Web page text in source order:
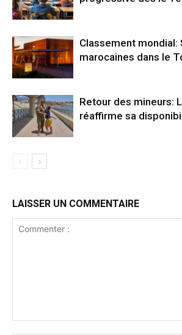
Classement mondial:
marocaines dans le
Retour des mineurs:
réaffirme sa
LAISSER UN COMMENTAIRE